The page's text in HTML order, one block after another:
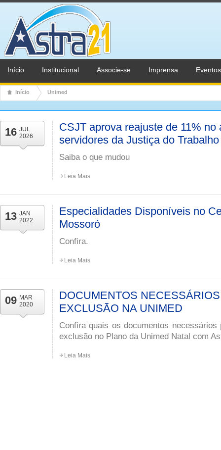
Início Institucional Associe-se Imprensa Eventos
Início Unimed
16 JUL
2026
CSJT aprova reajuste de 11%
servidores da Justiça do Trabalho
Saiba o que mudou
Leia Mais
13 JAN
2022
Especialidades Disponíveis no
Mossoró
Confira.
Leia Mais
09 MAR
2020
DOCUMENTOS
EXCLUSÃO NA UNIMED
Confira quais os documentos
exclusão no Plano da Unimed Natal com
Leia Mais